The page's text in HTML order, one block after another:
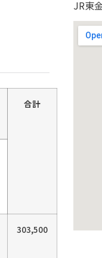
合計
303,500
JR東